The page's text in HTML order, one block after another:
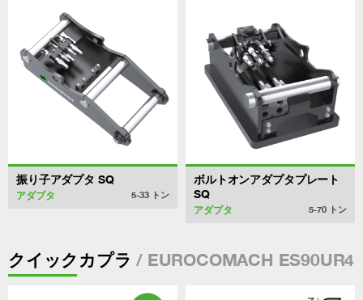
振り子アダプタ SQ
アダプタ 5-33 トン
ボルトオンアダプタプレート
SQ
アダプタ 5-70 トン
クイックカプラ / EUROCOMACH ES90UR4